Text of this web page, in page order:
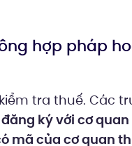
hợp pháp
tra thuế. Các
ký với cơ
mã của cơ quan